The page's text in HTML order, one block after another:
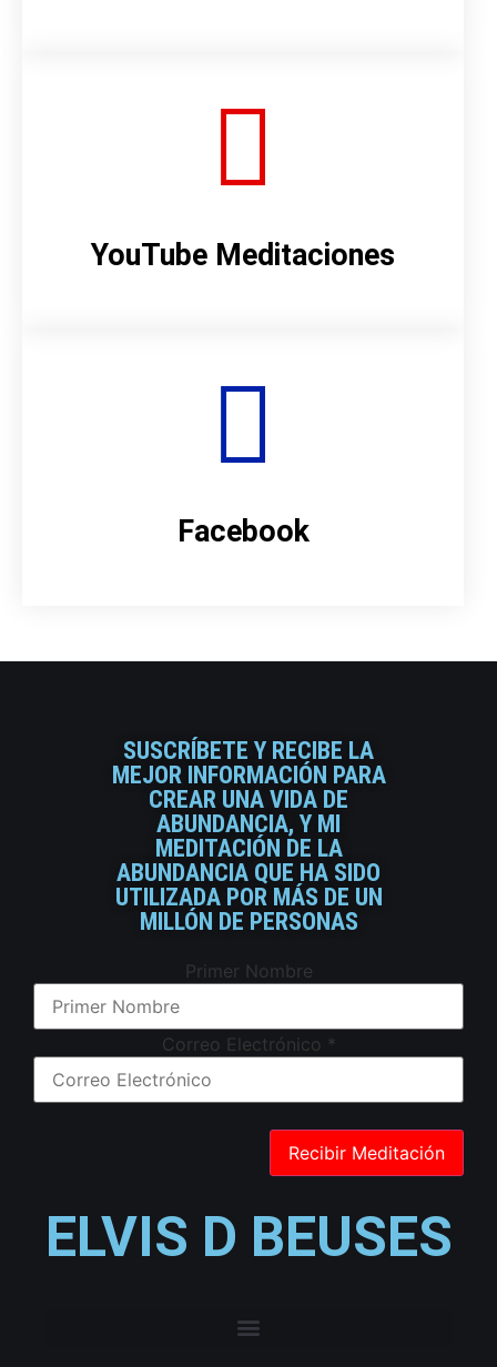
YouTube Meditaciones
Facebook
SUSCRÍBETE Y RECIBE LA
MEJOR INFORMACIÓN PARA
CREAR UNA VIDA DE
ABUNDANCIA, Y MI
MEDITACIÓN DE LA
ABUNDANCIA QUE HA SIDO
UTILIZADA POR MÁS DE UN
MILLÓN DE PERSONAS
Primer Nombre
Correo Electrónico *
ELVIS D BEUSES